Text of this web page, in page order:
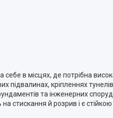
в місцях, де потрібна
кріпленнях
та інженерних
й розрив і є